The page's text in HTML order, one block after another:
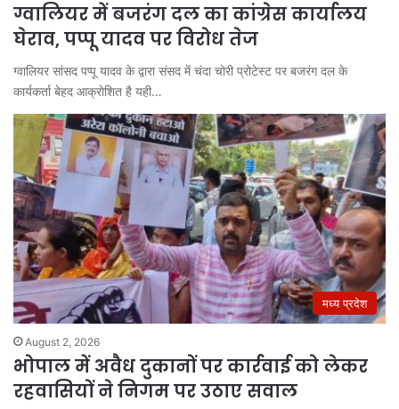
ग्वालियर में बजरंग दल का कांग्रेस कार्यालय
घेराव, पप्पू यादव पर विरोध तेज
ग्वालियर सांसद पप्पू यादव के द्वारा संसद में चंदा चोरी प्रोटेस्ट पर बजरंग दल के
कार्यकर्ता बेहद आक्रोशित है यही…
मध्य प्रदेश
August 2, 2026
भोपाल में अवैध दुकानों पर कार्रवाई को लेकर
रहवासियों ने निगम पर उठाए सवाल